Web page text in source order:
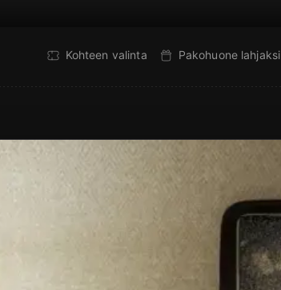
Kohteen valinta Pakohuone lahjaksi